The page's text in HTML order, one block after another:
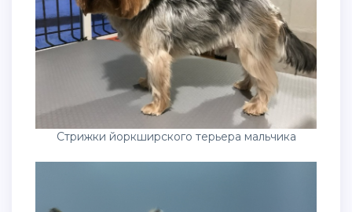
Стрижки йоркширского терьера мальчика